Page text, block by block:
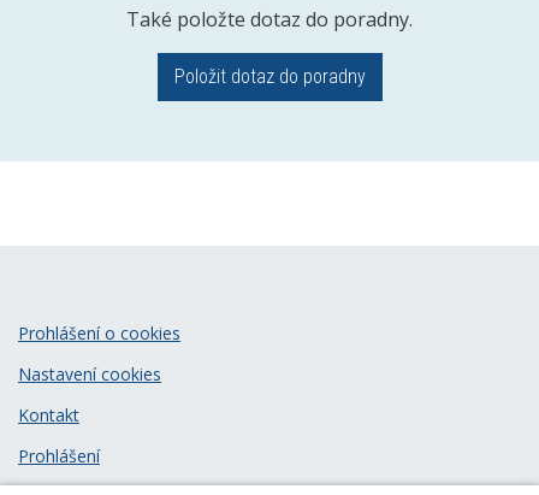
Také položte dotaz do poradny.
Položit dotaz do poradny
Prohlášení o cookies
Nastavení cookies
Kontakt
Prohlášení